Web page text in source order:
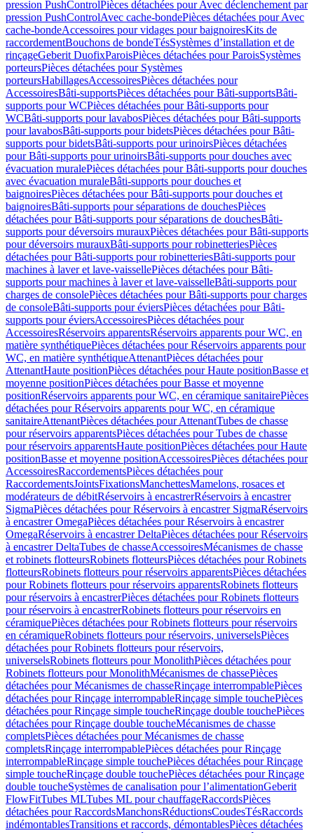
pression PushControlPièces détachées pour Avec déclenchement par
pression PushControlAvec cache-bondePièces détachées pour Avec
cache-bondeAccessoires pour vidages pour baignoiresKits de
raccordementBouchons de bondeTésSystèmes d’installation et de
rinçageGeberit DuofixParoisPièces détachées pour ParoisSystèmes
porteursPièces détachées pour Systèmes
porteursHabillagesAccessoiresPièces détachées pour
AccessoiresBâti-supportsPièces détachées pour Bâti-supportsBâti-
supports pour WCPièces détachées pour Bâti-supports pour
WCBâti-supports pour lavabosPièces détachées pour Bâti-supports
pour lavabosBâti-supports pour bidetsPièces détachées pour Bâti-
supports pour bidetsBâti-supports pour urinoirsPièces détachées
pour Bâti-supports pour urinoirsBâti-supports pour douches avec
évacuation muralePièces détachées pour Bâti-supports pour douches
avec évacuation muraleBâti-supports pour douches et
baignoiresPièces détachées pour Bâti-supports pour douches et
baignoiresBâti-supports pour séparations de douchesPièces
détachées pour Bâti-supports pour séparations de douchesBâti-
supports pour déversoirs murauxPièces détachées pour Bâti-supports
pour déversoirs murauxBâti-supports pour robinetteriesPièces
détachées pour Bâti-supports pour robinetteriesBâti-supports pour
machines à laver et lave-vaissellePièces détachées pour Bâti-
supports pour machines à laver et lave-vaisselleBâti-supports pour
charges de consolePièces détachées pour Bâti-supports pour charges
de consoleBâti-supports pour éviersPièces détachées pour Bâti-
supports pour éviersAccessoiresPièces détachées pour
AccessoiresRéservoirs apparentsRéservoirs apparents pour WC, en
matière synthétiquePièces détachées pour Réservoirs apparents pour
WC, en matière synthétiqueAttenantPièces détachées pour
AttenantHaute positionPièces détachées pour Haute positionBasse et
moyenne positionPièces détachées pour Basse et moyenne
positionRéservoirs apparents pour WC, en céramique sanitairePièces
détachées pour Réservoirs apparents pour WC, en céramique
sanitaireAttenantPièces détachées pour AttenantTubes de chasse
pour réservoirs apparentsPièces détachées pour Tubes de chasse
pour réservoirs apparentsHaute positionPièces détachées pour Haute
positionBasse et moyenne positionAccessoiresPièces détachées pour
AccessoiresRaccordementsPièces détachées pour
RaccordementsJointsFixationsManchettesMamelons, rosaces et
modérateurs de débitRéservoirs à encastrerRéservoirs à encastrer
SigmaPièces détachées pour Réservoirs à encastrer SigmaRéservoirs
à encastrer OmegaPièces détachées pour Réservoirs à encastrer
OmegaRéservoirs à encastrer DeltaPièces détachées pour Réservoirs
à encastrer DeltaTubes de chasseAccessoiresMécanismes de chasse
et robinets flotteursRobinets flotteursPièces détachées pour Robinets
flotteursRobinets flotteurs pour réservoirs apparentsPièces détachées
pour Robinets flotteurs pour réservoirs apparentsRobinets flotteurs
pour réservoirs à encastrerPièces détachées pour Robinets flotteurs
pour réservoirs à encastrerRobinets flotteurs pour réservoirs en
céramiquePièces détachées pour Robinets flotteurs pour réservoirs
en céramiqueRobinets flotteurs pour réservoirs, universelsPièces
détachées pour Robinets flotteurs pour réservoirs,
universelsRobinets flotteurs pour MonolithPièces détachées pour
Robinets flotteurs pour MonolithMécanismes de chassePièces
détachées pour Mécanismes de chasseRinçage interrompablePièces
détachées pour Rinçage interrompableRinçage simple touchePièces
détachées pour Rinçage simple toucheRinçage double touchePièces
détachées pour Rinçage double toucheMécanismes de chasse
completsPièces détachées pour Mécanismes de chasse
completsRinçage interrompablePièces détachées pour Rinçage
interrompableRinçage simple touchePièces détachées pour Rinçage
simple toucheRinçage double touchePièces détachées pour Rinçage
double toucheSystèmes de canalisation pour l’alimentationGeberit
FlowFitTubes MLTubes ML pour chauffageRaccordsPièces
détachées pour RaccordsManchonsRéductionsCoudesTésRaccords
indémontablesTransitions et raccords, démontablesPièces détachées